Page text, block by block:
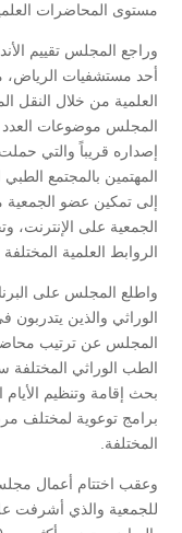
مستوى المحاضرات
وراجع المجلس تقييم
أحد مستشفيات الرياض،
العلمية من خلال النقل
المجلس موضوعات العدد
إصداره قريباً والتي
المهتمين بالمجتمع
إلى تمكين عضو الجمعية
الجمعية على الإنترنت،
الروابط العلمية
واطلع المجلس على
الوراثي والذين
المجلس عن ترتيب
الطب الوراثي المختلفة
برامج توعوية لمختلف
المختلفة.
للجمعية والذي أشرفت